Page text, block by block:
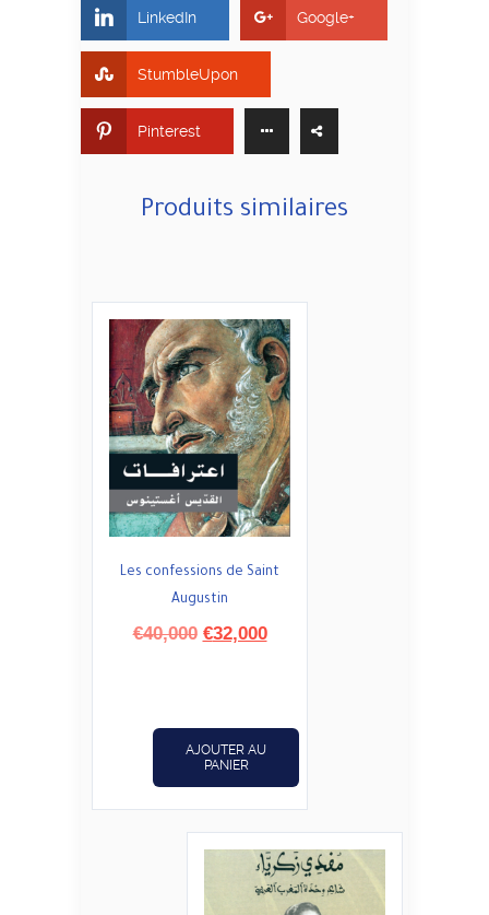
LinkedIn Google+
StumbleUpon
Pinterest
Produits similaires
Les confessions de Saint
Augustin
€40,000 Le
€40,000.
€32,000Le
€32,000.
AJOUTER AU
PANIER